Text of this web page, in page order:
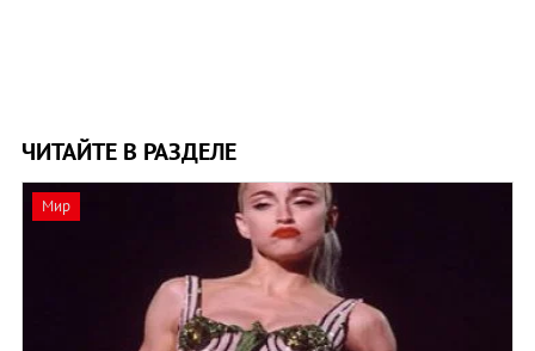
ЧИТАЙТЕ В РАЗДЕЛЕ
Мир